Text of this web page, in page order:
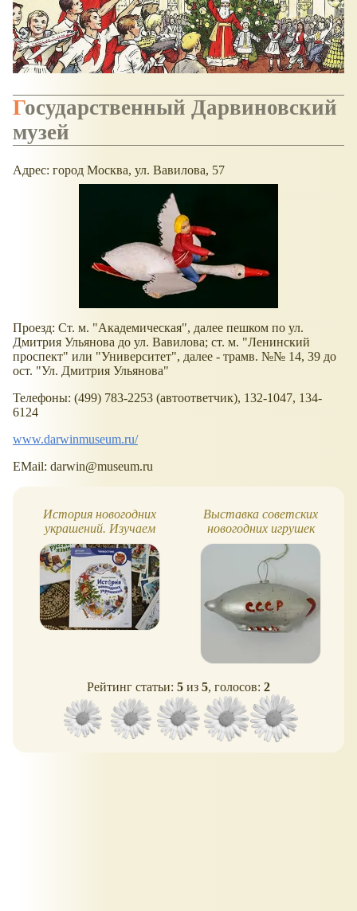
Государственный Дарвиновский
музей
Адрес: город Москва, ул. Вавилова, 57
Проезд: Ст. м. "Академическая", далее пешком по ул.
Дмитрия Ульянова до ул. Вавилова; ст. м. "Ленинский
проспект" или "Университет", далее - трамв. №№ 14, 39 до
ост. "Ул. Дмитрия Ульянова"
Телефоны: (499) 783-2253 (автоответчик), 132-1047, 134-
6124
www.darwinmuseum.ru/
EMail: darwin@museum.ru
История новогодних
украшений. Изучаем
вместе с Чевостиком
(обзор книги)
Выставка советских
новогодних игрушек
Рейтинг статьи: 5 из 5, голосов: 2